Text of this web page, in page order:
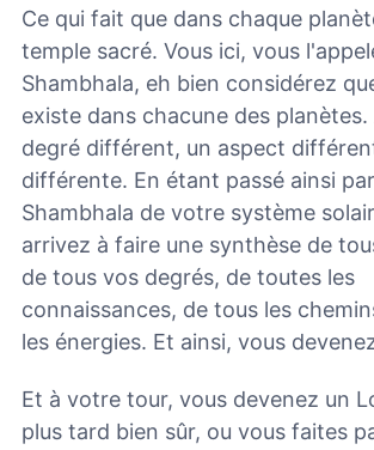
Ce qui fait que dans chaque
temple sacré. Vous ici, vous
Shambhala, eh bien considérez
existe dans chacune des planètes.
degré différent, un aspect
différente. En étant passé ainsi
Shambhala de votre système
arrivez à faire une synthèse de
de tous vos degrés, de toutes les
connaissances, de tous les
les énergies. Et ainsi, vous
Et à votre tour, vous devenez un
plus tard bien sûr, ou vous faites